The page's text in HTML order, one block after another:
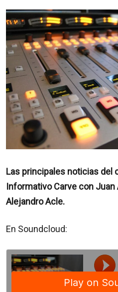
Las principales noticias del
Informativo Carve con Juan
Alejandro Acle.
En Soundcloud: